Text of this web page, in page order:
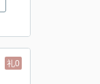
礼0